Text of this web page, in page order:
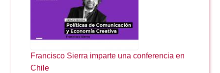
Reservas
Calendario Lectivo
Francisco Sierra imparte una conferencia en
Chile